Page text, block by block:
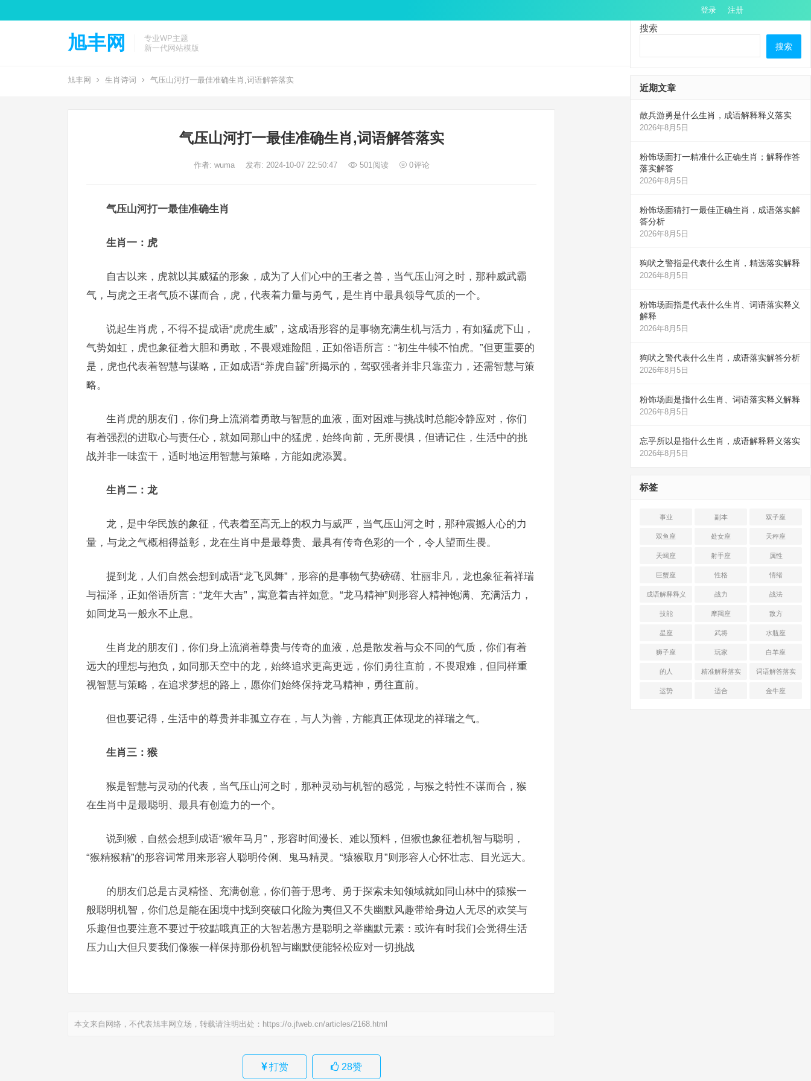
登录 注册
旭丰网
专业WP主题
新一代网站模版
旭丰网 生肖诗词 气压山河打一最佳准确生肖,词语解答落实
气压山河打一最佳准确生肖,词语解答落实
作者: wuma 发布: 2024-10-07 22:50:47 501阅读 0评论
气压山河打一最佳准确生肖
生肖一：虎
自古以来，虎就以其威猛的形象，成为了人们心中的王者之兽，当气压山河之时，那种威武霸
气，与虎之王者气质不谋而合，虎，代表着力量与勇气，是生肖中最具领导气质的一个。
说起生肖虎，不得不提成语“虎虎生威”，这成语形容的是事物充满生机与活力，有如猛虎下山，
气势如虹，虎也象征着大胆和勇敢，不畏艰难险阻，正如俗语所言：“初生牛犊不怕虎。”但更重要的
是，虎也代表着智慧与谋略，正如成语“养虎自齧”所揭示的，驾驭强者并非只靠蛮力，还需智慧与策
略。
生肖虎的朋友们，你们身上流淌着勇敢与智慧的血液，面对困难与挑战时总能冷静应对，你们
有着强烈的进取心与责任心，就如同那山中的猛虎，始终向前，无所畏惧，但请记住，生活中的挑
战并非一味蛮干，适时地运用智慧与策略，方能如虎添翼。
生肖二：龙
龙，是中华民族的象征，代表着至高无上的权力与威严，当气压山河之时，那种震撼人心的力
量，与龙之气概相得益彰，龙在生肖中是最尊贵、最具有传奇色彩的一个，令人望而生畏。
提到龙，人们自然会想到成语“龙飞凤舞”，形容的是事物气势磅礴、壮丽非凡，龙也象征着祥瑞
与福泽，正如俗语所言：“龙年大吉”，寓意着吉祥如意。“龙马精神”则形容人精神饱满、充满活力，
如同龙马一般永不止息。
生肖龙的朋友们，你们身上流淌着尊贵与传奇的血液，总是散发着与众不同的气质，你们有着
远大的理想与抱负，如同那天空中的龙，始终追求更高更远，你们勇往直前，不畏艰难，但同样重
视智慧与策略，在追求梦想的路上，愿你们始终保持龙马精神，勇往直前。
但也要记得，生活中的尊贵并非孤立存在，与人为善，方能真正体现龙的祥瑞之气。
生肖三：猴
猴是智慧与灵动的代表，当气压山河之时，那种灵动与机智的感觉，与猴之特性不谋而合，猴
在生肖中是最聪明、最具有创造力的一个。
说到猴，自然会想到成语“猴年马月”，形容时间漫长、难以预料，但猴也象征着机智与聪明，
“猴精猴精”的形容词常用来形容人聪明伶俐、鬼马精灵。“猿猴取月”则形容人心怀壮志、目光远大。
的朋友们总是古灵精怪、充满创意，你们善于思考、勇于探索未知领域就如同山林中的猿猴一
般聪明机智，你们总是能在困境中找到突破口化险为夷但又不失幽默风趣带给身边人无尽的欢笑与
乐趣但也要注意不要过于狡黠哦真正的大智若愚方是聪明之举幽默元素：或许有时我们会觉得生活
压力山大但只要我们像猴一样保持那份机智与幽默便能轻松应对一切挑战
本文来自网络，不代表旭丰网立场，转载请注明出处： https://o.jfweb.cn/articles/2168.html
打赏 28赞
搜索
搜索
近期文章
散兵游勇是什么生肖，成语解释释义落实
2026年8月5日
粉饰场面打一精准什么正确生肖；解释作答
落实解答
2026年8月5日
粉饰场面猜打一最佳正确生肖，成语落实解
答分析
2026年8月5日
狗吠之警指是代表什么生肖，精选落实解释
2026年8月5日
粉饰场面指是代表什么生肖、词语落实释义
解释
2026年8月5日
狗吠之警代表什么生肖，成语落实解答分析
2026年8月5日
粉饰场面是指什么生肖、词语落实释义解释
2026年8月5日
忘乎所以是指什么生肖，成语解释释义落实
2026年8月5日
标签
事业 副本 双子座
双鱼座 处女座 天秤座
天蝎座 射手座 属性
巨蟹座 性格 情绪
成语解释释义 战力 战法
技能 摩羯座 敌方
星座 武将 水瓶座
狮子座 玩家 白羊座
的人 精准解释落实 词语解答落实
运势 适合 金牛座